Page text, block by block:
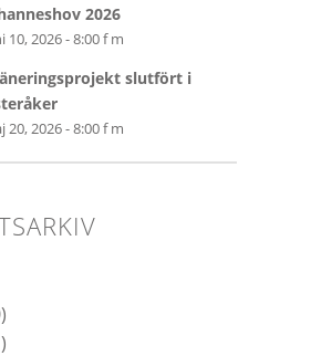
2026
10, 2026 - 8:00 f m
slutfört i
20, 2026 - 8:00 f m